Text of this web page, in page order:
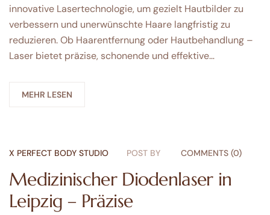
innovative Lasertechnologie, um gezielt Hautbilder zu
verbessern und unerwünschte Haare langfristig zu
reduzieren. Ob Haarentfernung oder Hautbehandlung –
Laser bietet präzise, schonende und effektive…
MEHR LESEN
X PERFECT BODY STUDIO POST BY COMMENTS (0)
Medizinischer Diodenlaser in
Leipzig – Präzise